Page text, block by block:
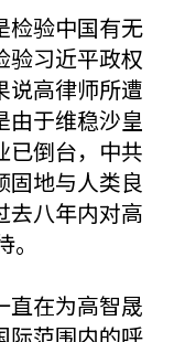
检验中国有无
验习近平政权
说高律师所遭
由于维稳沙皇
已倒台，中共
固地与人类良
去八年内对高
直在为高智晟